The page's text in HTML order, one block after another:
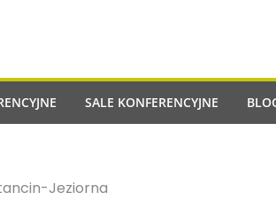
SALE KONFERENCYJNE
Jeziorna